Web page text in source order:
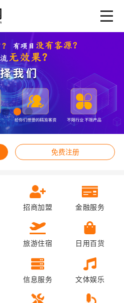
免费注册
招商加盟 金融服务
旅游住宿 日用百货
信息服务 文体娱乐